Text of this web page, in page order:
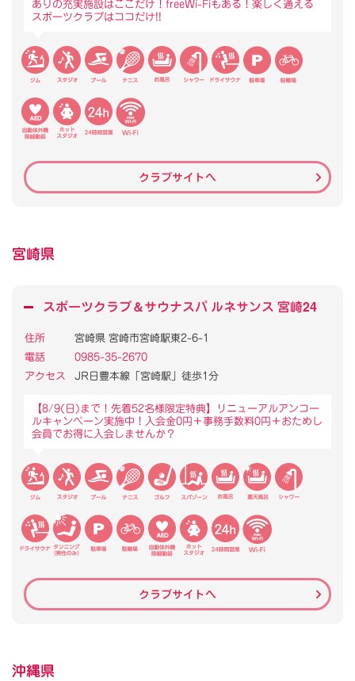
ありの充実施設はここだけ！freeWi-Fiもある！楽しく通える
スポーツクラブはココだけ!!
クラブサイトへ
宮崎県
スポーツクラブ＆サウナスパ ルネサンス 宮崎24
住所
宮崎県 宮崎市宮崎駅東2-6-1
電話
0985-35-2670
アクセス
JR日豊本線「宮崎駅」徒歩1分
【8/9(日)まで！先着52名様限定特典】リニューアルアンコー
ルキャンぺーン実施中！入会金0円＋事務手数料0円＋おためし
会員でお得に入会しませんか？
クラブサイトへ
沖縄県